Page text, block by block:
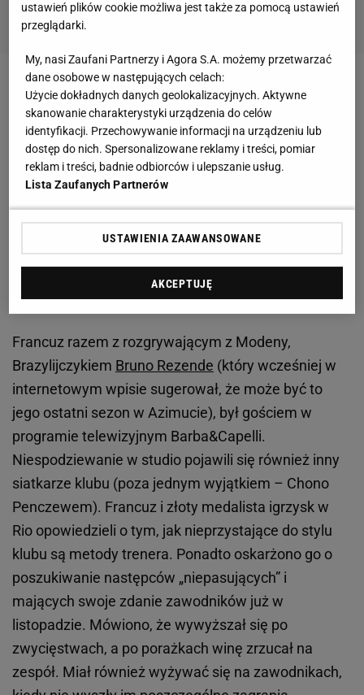
Słabszy wynik pociągnął za sobą konsekwencje w
postaci krytycznych głosów na temat trenera
włoskiej drużyny, Radostina Stojczewa. Pierwszym
niezadowolonym był Earvin Ngapeth, który jeszcze
w trakcie sezonu popadł w konflikt ze
szkoleniowcem. Francuski przyjmujący szybko
ogłosił, że kolejne rozgrywki spędzi w Zenicie Kazań,
ponieważ wiedział, że Bułgar ma wciąż ważny
kontrakt z klubem. Na tym jednak siatkarz nie
skończył.
Francuz razem z rozgrywającym z Modeny,
Brazylijczykiem Bruno Rezende (który wcześniej w
internetowym wpisie sugerował, że może być to
jego ostatni sezon w Azimucie), był gościem w
programie telewizyjnym Barba&Capelli.
Niespodziewanie w studio pojawili się również inny
siatkarze klubu (poza jednym wyjątkiem – Chono
Penczewem). Francuz i złoty medalista igrzysk w
Rio opowiedzieli o tym, jak nieprzystające do stylu
klubu są metody trenera. Ponadto oskarżono go o
poszukiwanie następców „niepasujących” i
mających swoje zdanie zawodników już w
listopadzie. Mówiono, że wywyższał się po
zwycięstwach, a po porażkach winę zrzucał na
zespół. Miał również wyżywać się na zawodnikach,
ustawień plików cookie możliwa jest także za pomocą ustawień
przeglądarki.
My, nasi Zaufani Partnerzy i Agora S.A. możemy przetwarzać
dane osobowe w następujących celach:
Użycie dokładnych danych geolokalizacyjnych. Aktywne
skanowanie charakterystyki urządzenia do celów
identyfikacji. Przechowywanie informacji na urządzeniu lub
dostęp do nich. Spersonalizowane reklamy i treści, pomiar
reklam i treści, badnie odbiorców i ulepszanie usług.
Lista Zaufanych Partnerów
USTAWIENIA ZAAWANSOWANE
AKCEPTUJĘ